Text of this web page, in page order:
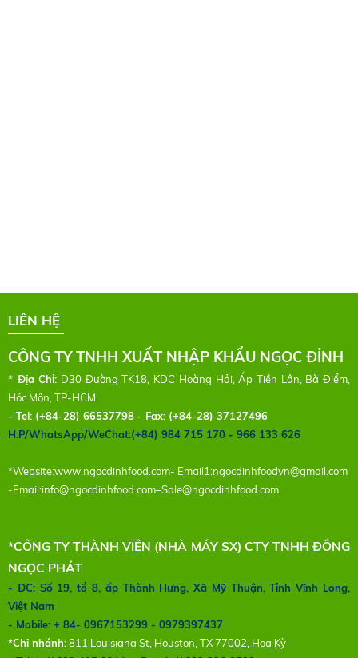
LIÊN HỆ
CÔNG TY TNHH XUẤT NHẬP KHẨU NGỌC ĐỈNH
* Địa Chỉ: D30 Đường TK18, KDC Hoàng Hải, Ấp Tiền Lân, Bà Điểm,
Hóc Môn, TP-HCM.
- Tel: (+84-28) 66537798 - Fax: (+84-28) 37127496
H.P/WhatsApp/WeChat:(+84) 984 715 170 - 966 133 626
*Website:www.ngocdinhfood.com- Email1:ngocdinhfoodvn@gmail.com
-Email:info@ngocdinhfood.com–Sale@ngocdinhfood.com
*CÔNG TY THÀNH VIÊN (NHÀ MÁY SX) CTY TNHH ĐÔNG
NGỌC PHÁT
- ĐC: Số 19, tổ 8, ấp Thành Hưng, Xã Mỹ Thuận, Tỉnh Vĩnh Long,
Việt Nam
- Mobile: + 84- 0967153299 - 0979397437
*Chi nhánh:811 Louisiana St, Houston, TX 77002, Hoa Kỳ